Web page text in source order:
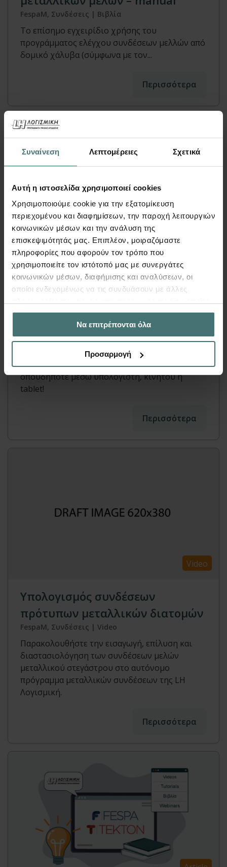
Συναίνεση Λεπτομέρειες Σχετικά
Αυτή η ιστοσελίδα χρησιμοποιεί cookies
Χρησιμοποιούμε cookie για την εξατομίκευση
περιεχομένου και διαφημίσεων, την παροχή λειτουργιών
κοινωνικών μέσων και την ανάλυση της
επισκεψιμότητάς μας. Επιπλέον, μοιραζόμαστε
πληροφορίες που αφορούν τον τρόπο που
χρησιμοποιείτε τον ιστότοπό μας με συνεργάτες
κοινωνικών μέσων, διαφήμισης και αναλύσεων, οι
οποίοι ενδεχομένως να τις συνδυάσουν με άλλες
έχουν συλλέξει σε σχέση με την από μέρους σας χρήση
των υπηρεσιών τους.Να επιτρέπονται όλα
Προσαρμογή
FespaM, Συνδέσεις | Βιβλία
Το επίσημο εγχειρίδιο χρήσης του
προγράμματος ελέγχου συνδέσεων μελλών από
δομικό χάλυβα (σύμφωνα με τον...
Περισσότερα
On line μαθήματα
FespaC, FespaM, FespaR, Tekton, Συνδέσεις |
Άρθρο
Κλείστε τη θέση σας καιεκπαιδευτείτεμεon-
line μαθήματαστα προγράμματα FespaC,
FepsaM, FespaR, FespaT & Tekton!
Με live ερωτήσεις - απαντήσεις, oλιγομελή
τμήματα και δυνατότητα παρακολούθησης από
οπουδήποτε μέσω υπολογιστή, κινητού ή
tablet!
Περισσότερα
Video
Υπολογισμός συνδέσεων
πρότυπων μεταλλικών διατομών
FespaM, Συνδέσεις | Video
Παρακολουθήστε την εισαγωγή, επίλυση και
διαστασιολόγηση των συνδέσεων μελών
μεταλλικού στεγάστρου στο αυτόνομο
πρόγραμμα μεταλλικών συνδέσεων της LH
Λογισμική.
Περισσότερα